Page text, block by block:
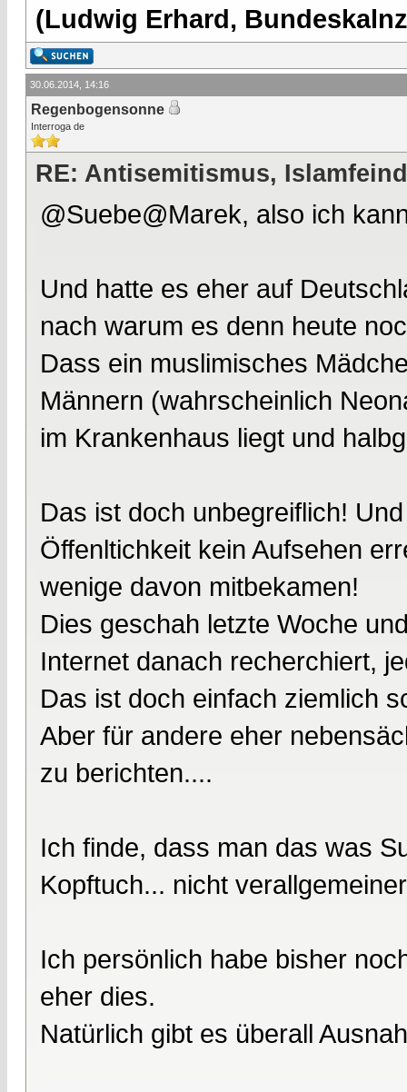
(Ludwig Erhard,
30.06.2014, 14:16
Regenbogensonne
Interroga de
RE: Antisemitismus,
@Suebe@Marek, also ich
Und hatte es eher auf
nach warum es denn heute
Dass ein muslimisches
Männern (wahrscheinlich
im Krankenhaus liegt und
Das ist doch unbegreiflich!
Öffenltichkeit kein Aufsehen
wenige davon mitbekamen!
Dies geschah letzte Woche
Internet danach recherchiert,
Das ist doch einfach ziemlich
Aber für andere eher
zu berichten....
Ich finde, dass man das was
Kopftuch... nicht
Ich persönlich habe bisher
eher dies.
Natürlich gibt es überall